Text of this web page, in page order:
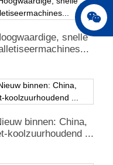
snelle
binnen: China,
koolzuurhoudend ...